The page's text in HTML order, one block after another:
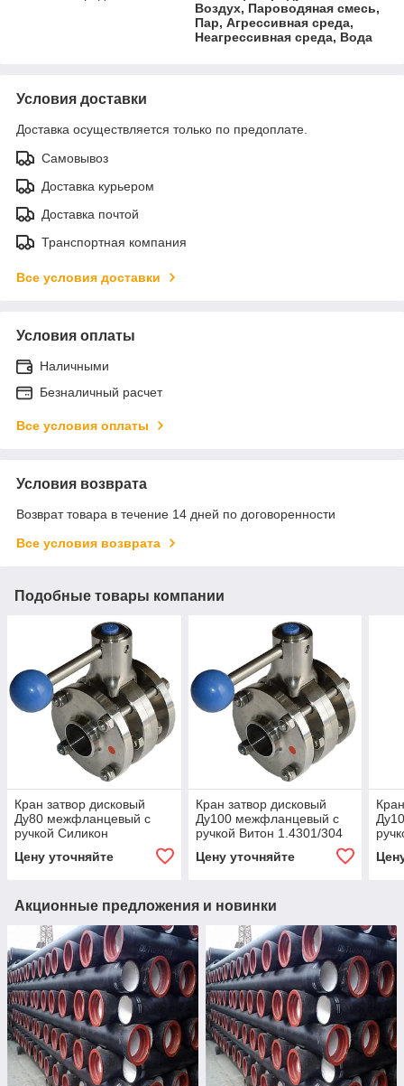
Воздух, Пароводяная смесь,
Пар, Агрессивная среда,
Неагрессивная среда, Вода
Условия доставки
Доставка осуществляется только по предоплате.
Самовывоз
Доставка курьером
Доставка почтой
Транспортная компания
Все условия доставки
Условия оплаты
Наличными
Безналичный расчет
Все условия оплаты
Условия возврата
Возврат товара в течение 14 дней по договоренности
Все условия возврата
Подобные товары компании
Кран затвор дисковый
Ду80 межфланцевый с
ручкой Силикон
Цену уточняйте
Кран затвор дисковый
Ду100 межфланцевый с
ручкой Витон 1.4301/304
Цену уточняйте
Акционные предложения и новинки